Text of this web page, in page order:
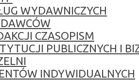
WYDAWNICZYCH
CZASOPISM
PUBLICZNYCH I
INDYWIDUALNYCH